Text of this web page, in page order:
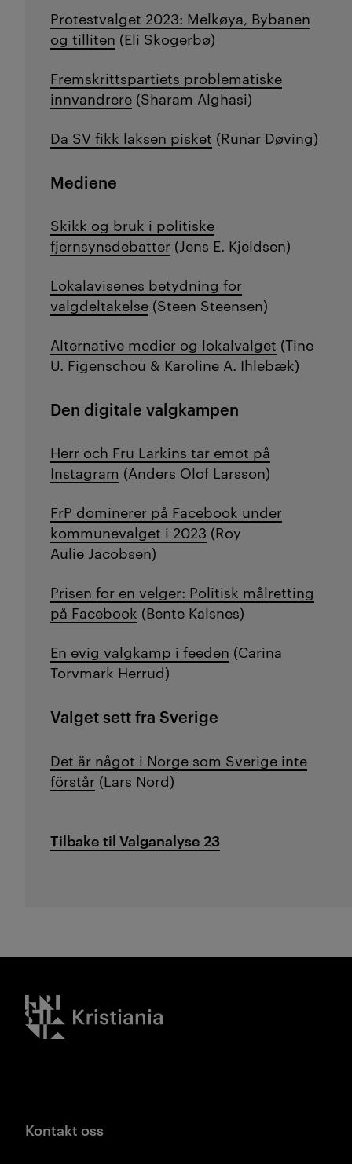
Protestvalget 2023: Melkøya, Bybanen
og tilliten (Eli Skogerbø)
Fremskrittspartiets problematiske
innvandrere (Sharam Alghasi)
Da SV fikk laksen pisket (Runar Døving)
Mediene
Skikk og bruk i politiske
fjernsynsdebatter (Jens E. Kjeldsen)
Lokalavisenes betydning for
valgdeltakelse (Steen Steensen)
Alternative medier og lokalvalget (Tine
U. Figenschou & Karoline A. Ihlebæk)
Den digitale valgkampen
Herr och Fru Larkins tar emot på
Instagram (Anders Olof Larsson)
FrP dominerer på Facebook under
kommunevalget i 2023 (Roy
Aulie Jacobsen)
Prisen for en velger: Politisk målretting
på Facebook (Bente Kalsnes)
En evig valgkamp i feeden (Carina
Torvmark Herrud)
Valget sett fra Sverige
Det är något i Norge som Sverige inte
förstår (Lars Nord)
Tilbake til Valganalyse 23
Kristiania logo
Kontakt oss